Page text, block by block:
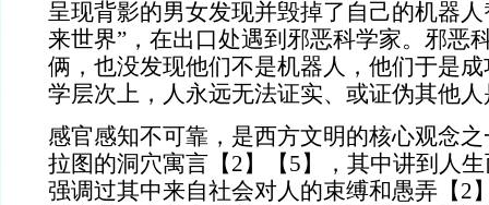
呈现背影的男女发现并毁掉了自己的机器
来世界”，在出口处遇到邪恶科学家。邪恶
俩，也没发现他们不是机器人，他们于是
学层次上，人永远无法证实、或证伪其他
感官感知不可靠，是西方文明的核心观念
拉图的洞穴寓言【 2】【5】，其中讲到人
强调过其中来自社会对人的束缚和愚弄【2